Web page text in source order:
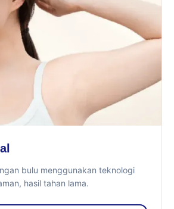
bulu menggunakan teknologi
hasil tahan lama.